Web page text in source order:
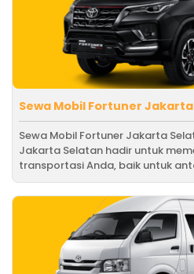
Sewa Mobil Fortuner
Sewa Mobil Fortuner Jakarta
Jakarta Selatan hadir untuk
transportasi Anda, baik untuk